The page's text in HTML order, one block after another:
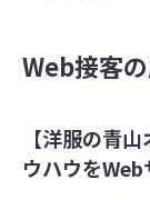
Web接客
【洋服の青
ウハウを